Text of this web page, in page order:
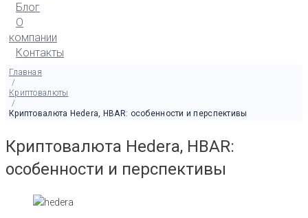
Блог
О
компании
Контакты
Главная
/
Криптовалюты
/
Криптовалюта Hedera, HBAR: особенности и перспективы
Криптовалюта Hedera, HBAR:
особенности и перспективы